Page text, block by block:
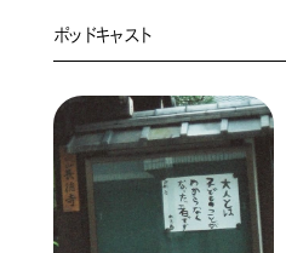
ポッドキャスト